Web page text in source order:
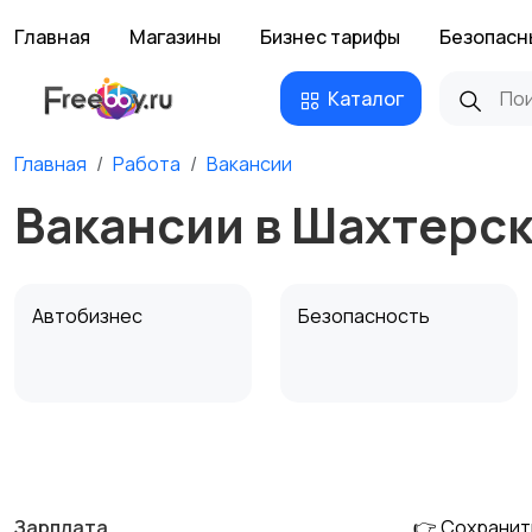
Главная Магазины Бизнес тарифы
Каталог
Главная Работа Вакансии
Вакансии в
Автобизнес Безопасность